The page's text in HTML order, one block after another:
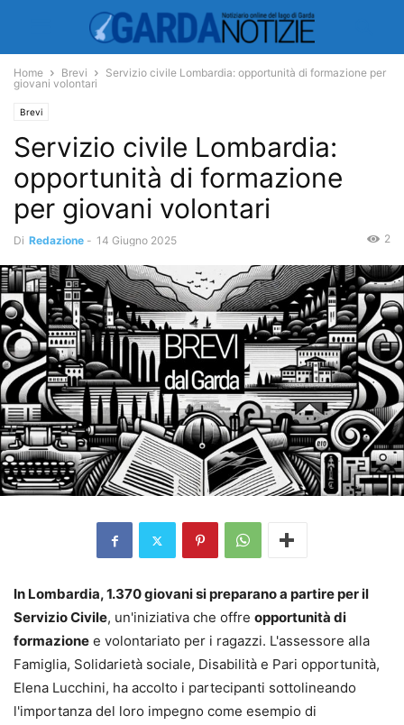
Home Brevi
Servizio civile Lombardia: opportunità di formazione per
giovani volontari
Brevi
Servizio civile Lombardia:
opportunità di formazione
per giovani volontari
Di Redazione - 14 Giugno 2025 2
In Lombardia, 1.370 giovani si preparano a partire per il
Servizio Civile, un'iniziativa che offre opportunità di
formazione e volontariato per i ragazzi. L'assessore alla
Famiglia, Solidarietà sociale, Disabilità e Pari opportunità,
Elena Lucchini, ha accolto i partecipanti sottolineando
l'importanza del loro impegno come esempio di